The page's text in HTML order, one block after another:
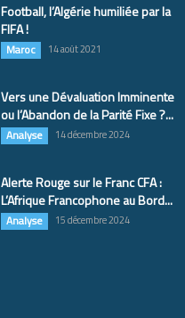
Football, l’Algérie humiliée par la
FIFA !
Maroc 14 août 2021
Vers une Dévaluation Imminente
ou l’Abandon de la Parité Fixe ?...
Analyse 14 décembre 2024
Alerte Rouge sur le Franc CFA :
L’Afrique Francophone au Bord...
Analyse 15 décembre 2024